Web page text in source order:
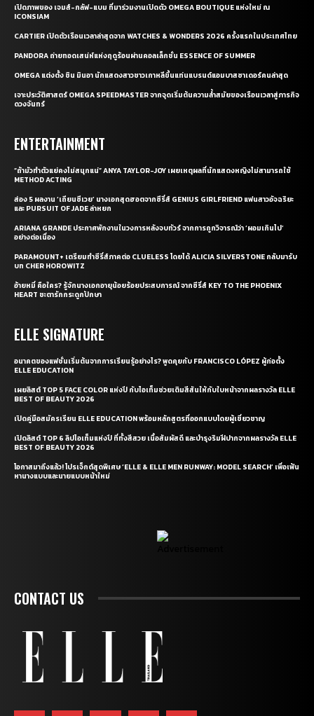
เปิดภาพของ เจมส์-กลัฟ-แบม ที่มาร่วมงานเปิดตัว OMEGA BOUTIQUE แห่งใหม่ ณ
ICONSIAM
CARTIER เปิดตัวเรือนเวลาล่าสุดจาก WATCHES & WONDERS 2026 ครั้งแรกในประเทศไทย
PANDORA ถ่ายทอดเสน่ห์แห่งฤดูร้อนผ่านคอลเล็กชั่น ESSENCE OF SUMMER
OMEGA แต่งตั้ง ชิน มินอา นักแสดงสาวชาวเกาหลีขึ้นแท่นแบรนด์แอมบาสซาเดอร์คนล่าสุด
เจาะประวัติศาสตร์ OMEGA SPEEDMASTER จากจุดเริ่มต้นความล้ำสมัยของเรือนเวลาสู่ภารกิจ
ดวงจันทร์
ENTERTAINMENT
“ถ้ามัวทำตัวแย่คงไม่สนุกแน่” ANYA TAYLOR-JOY เผยเหตุผลที่นักแสดงหญิงไม่สามารถใช้
METHOD ACTING
ส่อง 5 ผลงาน ‘เถียนซีเวย’ นางเอกสุดฮอตจากซีรี่ส์ GENIUS GIRLFRIEND แฟนสาวอัจฉริยะ
และ PURSUIT OF JADE ล่าหยก
ARIANA GRANDE ประกาศพักงานในวงการหลังจบทัวร์ จากการถูกวิจารณ์ว่า ‘ผอมเกินไป’
อย่างต่อเนื่อง
PARAMOUNT+ เตรียมทำซีรี่ส์ภาคต่อ CLUELESS โดยได้ ALICIA SILVERSTONE กลับมารับ
บท CHER HOROWITZ
อ้ายหมี่ คือใคร? รู้จักนางเอกอายุน้อยร้อยประสบการณ์ จากซีรี่ส์ KEY TO THE PHOENIX
HEART ชะตารักกระดูกปักษา
ELLE SIGNATURE
อนาคตของแฟชั่นเริ่มต้นจากการเรียนรู้อย่างไร? พูดคุยกับ FRANCISCO LÓPEZ ผู้ก่อตั้ง
ELLE EDUCATION
เผยลิสต์ TOP 5 FACE COLOR แห่งปี กับไอเท็มช่วยเติมสีสันให้กับใบหน้าจากผลรางวัล ELLE
BEST OF BEAUTY 2026
เปิดคู่มือสมัครเรียน ELLE EDUCATION พร้อมหลักสูตรที่ออกแบบโดยผู้เชี่ยวชาญ
เปิดลิสต์ TOP 6 ลิปไอเท็มแห่งปี ที่ทั้งสีสวย เนื้อสัมผัสดี และบำรุงริมฝีปากจากผลรางวัล ELLE
BEST OF BEAUTY 2026
โอกาสมาถึงแล้ว! โปรเจ็กต์สุดพิเศษ ‘ELLE & ELLE MEN RUNWAY: MODEL SEARCH’ เพื่อเฟ้น
หานางแบบและนายแบบหน้าใหม่
CONTACT US